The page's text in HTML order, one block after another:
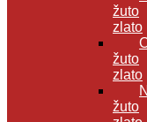
žuto
zlato
žuto
zlato
žuto